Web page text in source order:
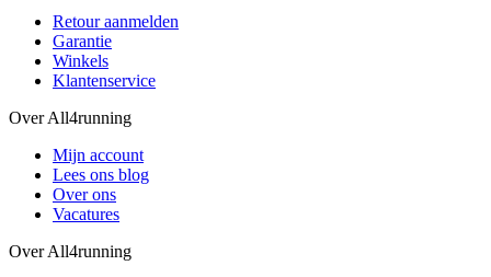
Retour aanmelden
Garantie
Winkels
Klantenservice
Over All4running
Mijn account
Lees ons blog
Over ons
Vacatures
Over All4running